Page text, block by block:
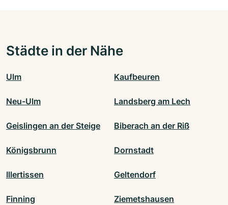
Städte in der Nähe
Ulm Kaufbeuren
Neu-Ulm Landsberg am Lech
Geislingen an der Steige Biberach an der Riß
Königsbrunn Dornstadt
Illertissen Geltendorf
Finning Ziemetshausen